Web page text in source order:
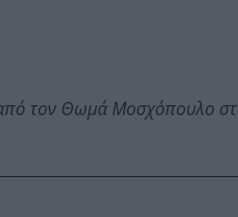
τον Θωμά Μοσχόπουλο